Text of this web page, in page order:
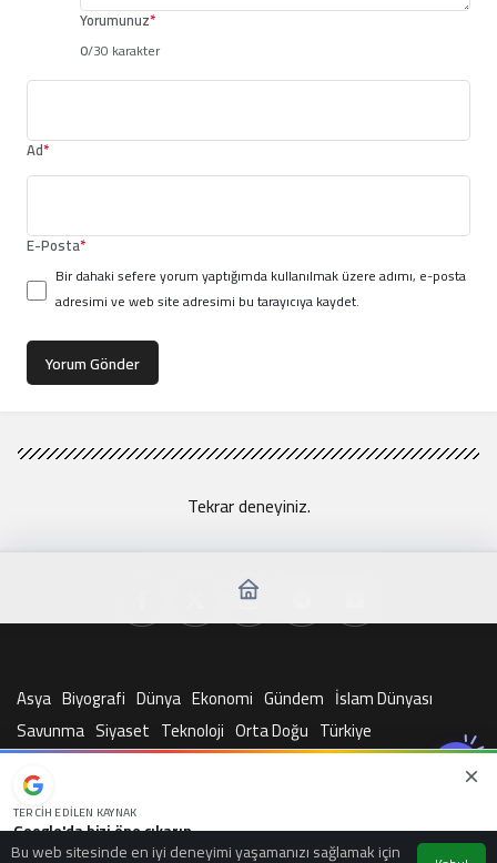
Yorumunuz*
0/30 karakter
Ad*
E-Posta*
Bir dahaki sefere yorum yaptığımda kullanılmak üzere adımı, e-posta
adresimi ve web site adresimi bu tarayıcıya kaydet.
Yorum Gönder
Tekrar deneyiniz.
Bu web sitesinde en iyi deneyimi yaşamanızı sağlamak için
Asya Biyografi Dünya Ekonomi Gündem İslam Dünyası
Savunma Siyaset Teknoloji Orta Doğu Türkiye
© Telif Hakkı 2026, Tüm Hakları Saklıdır
TERCIH EDILEN KAYNAK
Google'da bizi öne çıkarın